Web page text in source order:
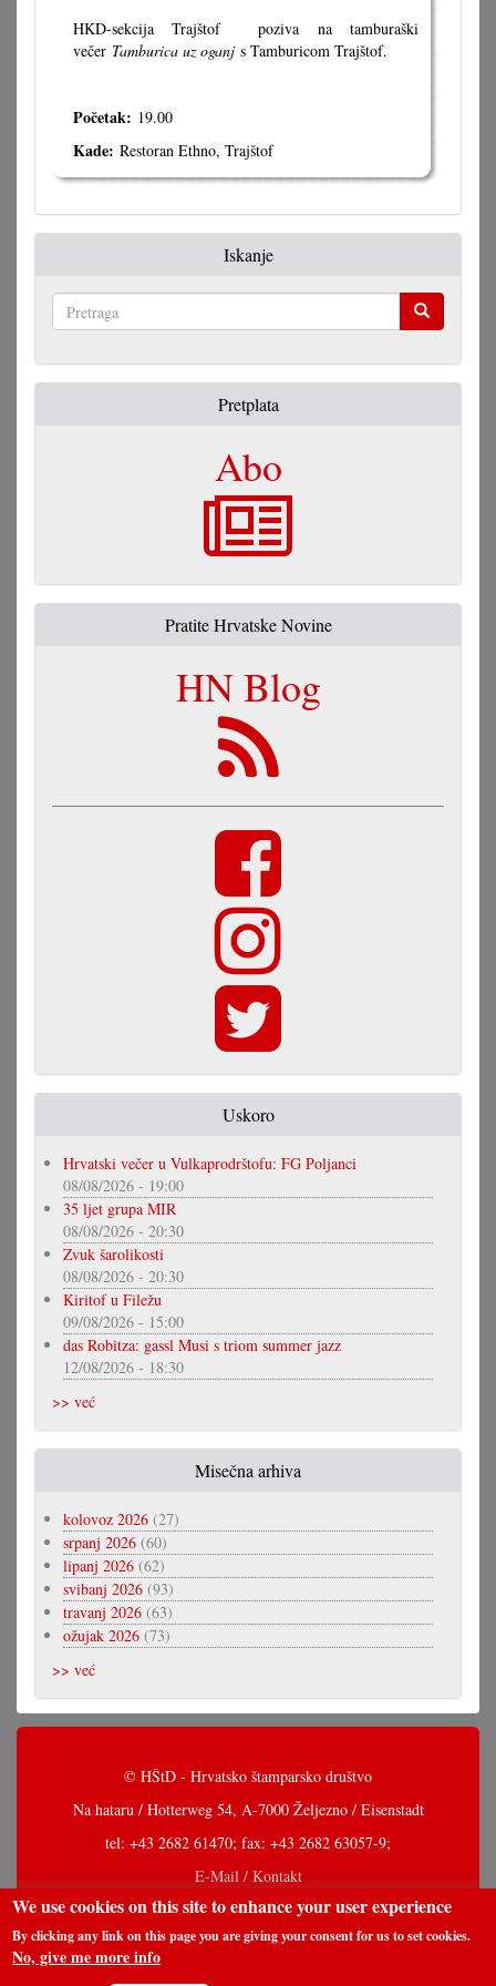
HKD-sekcija Trajštof poziva na tamburaški
večer Tamburica uz oganj s Tamburicom Trajštof.
Početak: 19.00
Kade: Restoran Ethno, Trajštof
Iskanje
Pretplata
Abo
Pratite Hrvatske Novine
HN Blog
Uskoro
Hrvatski večer u Vulkaprodrštofu: FG Poljanci
08/08/2026 - 19:00
35 ljet grupa MIR
08/08/2026 - 20:30
Zvuk šarolikosti
08/08/2026 - 20:30
Kiritof u Filežu
09/08/2026 - 15:00
das Robitza: gassl Musi s triom summer jazz
12/08/2026 - 18:30
>> već
Misečna arhiva
kolovoz 2026 (27)
srpanj 2026 (60)
lipanj 2026 (62)
svibanj 2026 (93)
travanj 2026 (63)
ožujak 2026 (73)
>> već
© HŠtD - Hrvatsko štamparsko društvo
Na hataru / Hotterweg 54, A-7000 Željezno / Eisenstadt
tel: +43 2682 61470; fax: +43 2682 63057-9;
E-Mail / Kontakt
We use cookies on this site to enhance your user experience
By clicking any link on this page you are giving your consent for us to set cookies.
No, give me more info